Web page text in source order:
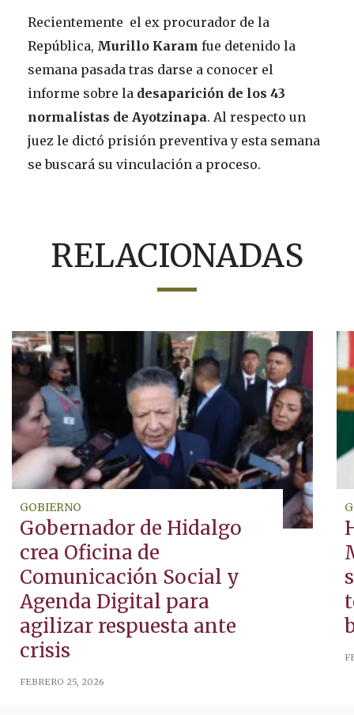
Recientemente el ex procurador de la
República, Murillo Karam fue detenido la
semana pasada tras darse a conocer el
informe sobre la desaparición de los 43
normalistas de Ayotzinapa. Al respecto un
juez le dictó prisión preventiva y esta semana
se buscará su vinculación a proceso.
RELACIONADAS
GOBIERNO
Gobernador de Hidalgo
crea Oficina de
Comunicación Social y
Agenda Digital para
agilizar respuesta ante
crisis
FEBRERO 25, 2026